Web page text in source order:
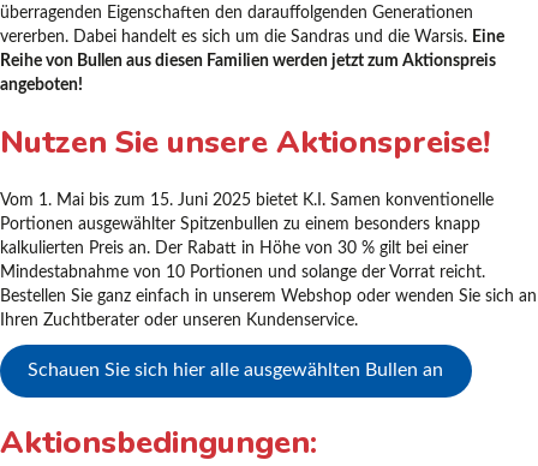
überragenden Eigenschaften den darauffolgenden Generationen
vererben. Dabei handelt es sich um die Sandras und die Warsis. Eine
Reihe von Bullen aus diesen Familien werden jetzt zum Aktionspreis
angeboten!
Nutzen Sie unsere Aktionspreise!
Vom 1. Mai bis zum 15. Juni 2025 bietet K.I. Samen konventionelle
Portionen ausgewählter Spitzenbullen zu einem besonders knapp
kalkulierten Preis an. Der Rabatt in Höhe von 30 % gilt bei einer
Mindestabnahme von 10 Portionen und solange der Vorrat reicht.
Bestellen Sie ganz einfach in unserem Webshop oder wenden Sie sich an
Ihren Zuchtberater oder unseren Kundenservice.
Schauen Sie sich hier alle ausgewählten Bullen an
Aktionsbedingungen: